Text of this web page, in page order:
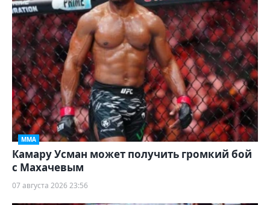
ММА
Камару Усман может получить громкий бой
с Махачевым
07 августа 2026 23:56